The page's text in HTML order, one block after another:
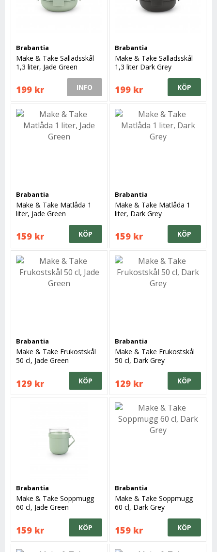
Brabantia
Make & Take Salladsskål
1,3 liter, Jade Green
199 kr INFO
Brabantia
Make & Take Salladsskål
1,3 liter Dark Grey
199 kr KÖP
Brabantia
Make & Take Matlåda 1
liter, Jade Green
159 kr KÖP
Brabantia
Make & Take Matlåda 1
liter, Dark Grey
159 kr KÖP
Brabantia
Make & Take Frukostskål
50 cl, Jade Green
129 kr KÖP
Brabantia
Make & Take Frukostskål
50 cl, Dark Grey
129 kr KÖP
Brabantia
Make & Take Soppmugg
60 cl, Jade Green
159 kr KÖP
Brabantia
Make & Take Soppmugg
60 cl, Dark Grey
159 kr KÖP